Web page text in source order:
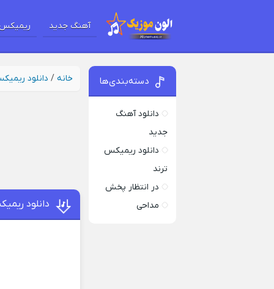
آهنگ جدید
خانه / دانلود
دانلود
دسته‌بندی‌ها
دانلود آهنگ
جدید
دانلود ریمیکس
ترند
در انتظار پخش
مداحی